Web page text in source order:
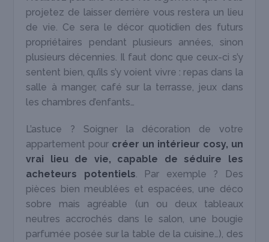
projetez de laisser derrière vous restera un lieu
de vie. Ce sera le décor quotidien des futurs
propriétaires pendant plusieurs années, sinon
plusieurs décennies. Il faut donc que ceux-ci s’y
sentent bien, qu’ils s’y voient vivre : repas dans la
salle à manger, café sur la terrasse, jeux dans
les chambres d’enfants…
L’astuce ? Soigner la décoration de votre
appartement pour créer un intérieur cosy, un
vrai lieu de vie, capable de séduire les
acheteurs potentiels . Par exemple ? Des
pièces bien meublées et espacées, une déco
sobre mais agréable (un ou deux tableaux
neutres accrochés dans le salon, une bougie
parfumée posée sur la table de la cuisine…), des